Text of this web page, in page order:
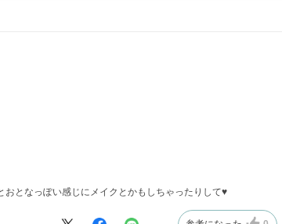
おとなっぽい感じにメイクとかもしちゃったりして♥